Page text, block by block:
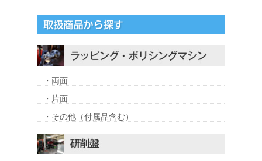
・両面
・片面
・その他（付属品含む）